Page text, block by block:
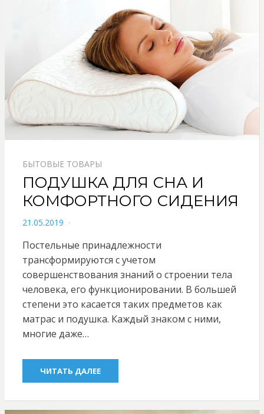
БЫТОВЫЕ ТОВАРЫ
ПОДУШКА ДЛЯ СНА И
КОМФОРТНОГО СИДЕНИЯ
POSTED
21.05.2019
Постельные принадлежности
трансформируются с учетом
совершенствования знаний о строении тела
человека, его функционировании. В большей
степени это касается таких предметов как
матрас и подушка. Каждый знаком с ними,
многие даже…
ЧИТАТЬ ДАЛЕЕ